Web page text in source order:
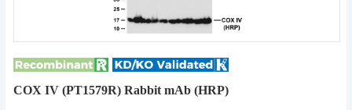
COX IV (PT1579R) Rabbit mAb (HRP)